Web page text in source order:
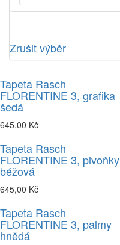
Zrušit výběr
Tapeta Rasch
FLORENTINE 3, grafika
šedá
645,00 Kč
Tapeta Rasch
FLORENTINE 3, pivoňky
béžová
645,00 Kč
Tapeta Rasch
FLORENTINE 3, palmy
hnědá